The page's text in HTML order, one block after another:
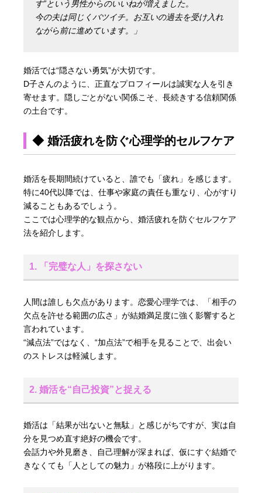
す”という男性からのいいねが増えました。
今の夫は同じくバツイチ。お互いの過去を受け入れ
ながら前に進めています。」
婚活では“隠さない勇気”が大切です。
D子さんのように、正直なプロフィールは誠実な人を引き
寄せます。隠しごとがない関係こそ、長続きする信頼関係
の土台です。
◆ 婚活疲れを防ぐ心理学的セルフケア
婚活を長期間続けていると、誰でも「疲れ」を感じます。
特に40代以降では、仕事や家庭の責任も重なり、心がすり
減ることもあるでしょう。
ここでは心理学的な観点から、婚活疲れを防ぐセルフケア
法を紹介します。
1. 「完璧な人」を探さない
人間は誰しも欠点があります。恋愛心理学では、「相手の
欠点を許せる範囲の広さ」が結婚満足度に強く影響すると
言われています。
“減点法”ではなく、“加点法”で相手を見ることで、出会い
のストレスは軽減します。
2. 婚活を“自己投資”と捉える
婚活は「結果が出ないと無駄」と感じがちですが、実は自
分を見つめ直す絶好の機会です。
会話力や外見磨き、自己理解が深まれば、仮にすぐ結婚で
きなくても「人としての魅力」が格段に上がります。